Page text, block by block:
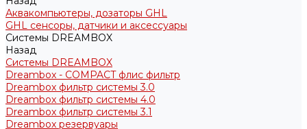
Аквакомпьютеры, дозаторы GHL
GHL сенсоры, датчики и аксессуары
Системы DREAMBOX
Назад
Системы DREAMBOX
Dreambox - COMPACT флис фильтр
Dreambox фильтр системы 3.0
Dreambox фильтр системы 4.0
Dreambox фильтр системы 3.1
Dreambox резервуары